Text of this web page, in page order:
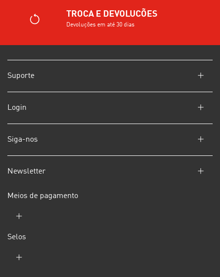
TROCA E DEVOLUCÕES
Devoluções em até 30 dias
Suporte
Login
Siga-nos
Newsletter
Meios de pagamento
Selos